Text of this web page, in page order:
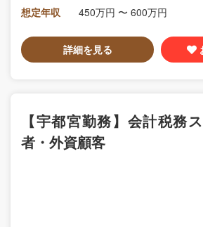
想定年収
450万円 〜 600万円
詳細を見る
【宇都宮勤務】会計税務
者・外資顧客